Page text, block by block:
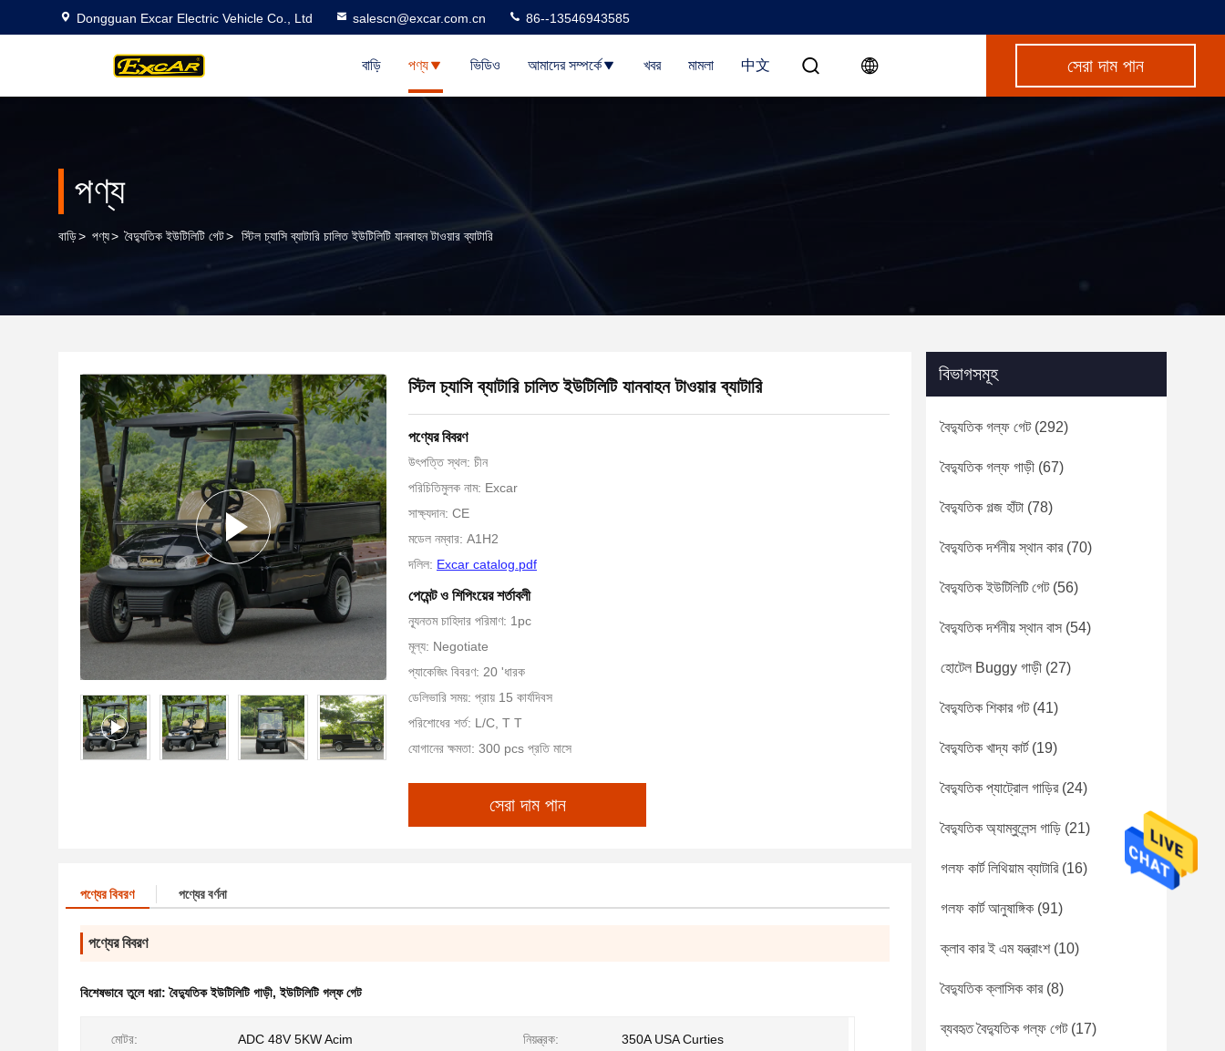
Dongguan Excar Electric Vehicle Co., Ltd salescn@excar.com.cn 86--13546943585
বাড়ি পণ্য ভিডিও আমাদের সম্পর্কে খবর মামলা 中文 সেরা দাম পান
পণ্য
বাড়ি> পণ্য> বৈদ্যুতিক ইউটিলিটি গেট> স্টিল চ্যাসি ব্যাটারি চালিত ইউটিলিটি যানবাহন টাওয়ার ব্যাটারি
স্টিল চ্যাসি ব্যাটারি চালিত ইউটিলিটি যানবাহন টাওয়ার ব্যাটারি
পণ্যের বিবরণ
উৎপত্তি স্থল: চীন
পরিচিতিমুলক নাম: Excar
সাক্ষ্যদান: CE
মডেল নম্বার: A1H2
দলিল: Excar catalog.pdf
পেমেন্ট ও শিপিংয়ের শর্তাবলী
ন্যূনতম চাহিদার পরিমাণ: 1pc
মূল্য: Negotiate
প্যাকেজিং বিবরণ: 20 'ধারক
ডেলিভারি সময়: প্রায় 15 কার্যদিবস
পরিশোধের শর্ত: L/C, T T
যোগানের ক্ষমতা: 300 pcs প্রতি মাসে
সেরা দাম পান
পণ্যের বিবরণ পণ্যের বর্ণনা
পণ্যের বিবরণ
বিশেষভাবে তুলে ধরা:বৈদ্যুতিক ইউটিলিটি গাড়ী,ইউটিলিটি গল্ফ গেট
মোটর: ADC 48V 5KW Acim নিয়ন্ত্রক: 350A USA Curties
বিভাগসমূহ
বৈদ্যুতিক গল্ফ গেট(292)
বৈদ্যুতিক গল্ফ গাড়ী (67)
বৈদ্যুতিক গল্জ হাঁটা (78)
বৈদ্যুতিক দর্শনীয় স্থান কার(70)
বৈদ্যুতিক ইউটিলিটি গেট(56)
বৈদ্যুতিক দর্শনীয় স্থান বাস (54)
হোটেল Buggy গাড়ী (27)
বৈদ্যুতিক শিকার গট(41)
বৈদ্যুতিক খাদ্য কার্ট(19)
বৈদ্যুতিক প্যাট্রোল গাড়ির(24)
বৈদ্যুতিক অ্যাম্বুলেন্স গাড়ি (21)
গলফ কার্ট লিথিয়াম ব্যাটারি(16)
গলফ কার্ট আনুষাঙ্গিক (91)
ক্লাব কার ই এম যন্ত্রাংশ(10)
বৈদ্যুতিক ক্লাসিক কার(8)
ব্যবহৃত বৈদ্যুতিক গল্ফ গেট(17)